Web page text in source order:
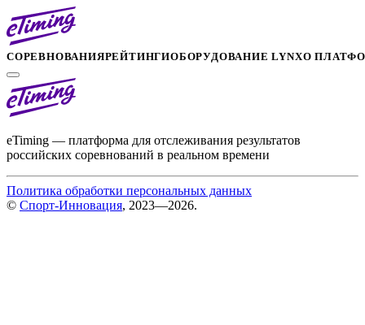
СОРЕВНОВАНИЯРЕЙТИНГИОБОРУДОВАНИЕ LYNXО
eTiming — платформа для отслеживания результатов
российских соревнований в реальном времени
Политика обработки персональных данных
© Спорт-Инновация, 2023—2026.